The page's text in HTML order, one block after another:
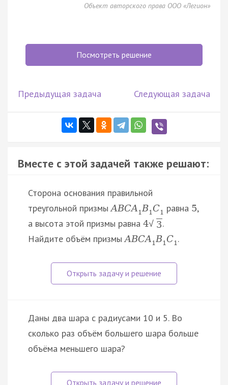
Объект авторского права ООО «Легион»
Посмотреть решение
Предыдущая задача Следующая задача
Вместе с этой задачей также решают:
Сторона основания правильной
треугольной призмыABCA 1B1C1 равна 5,
а высота этой призмы равна 4√ 3.
Найдите объём призмыABCA 1B1C1.
Даны два шара с радиусами 10 и 5. Во
сколько раз объём большего шара больше
объёма меньшего шара?